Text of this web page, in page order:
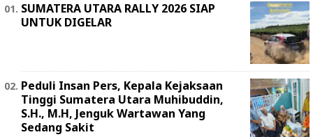
SUMATERA UTARA RALLY 2026 SIAP
UNTUK DIGELAR
Peduli Insan Pers, Kepala Kejaksaan
Tinggi Sumatera Utara Muhibuddin,
S.H., M.H, Jenguk Wartawan Yang
Sedang Sakit